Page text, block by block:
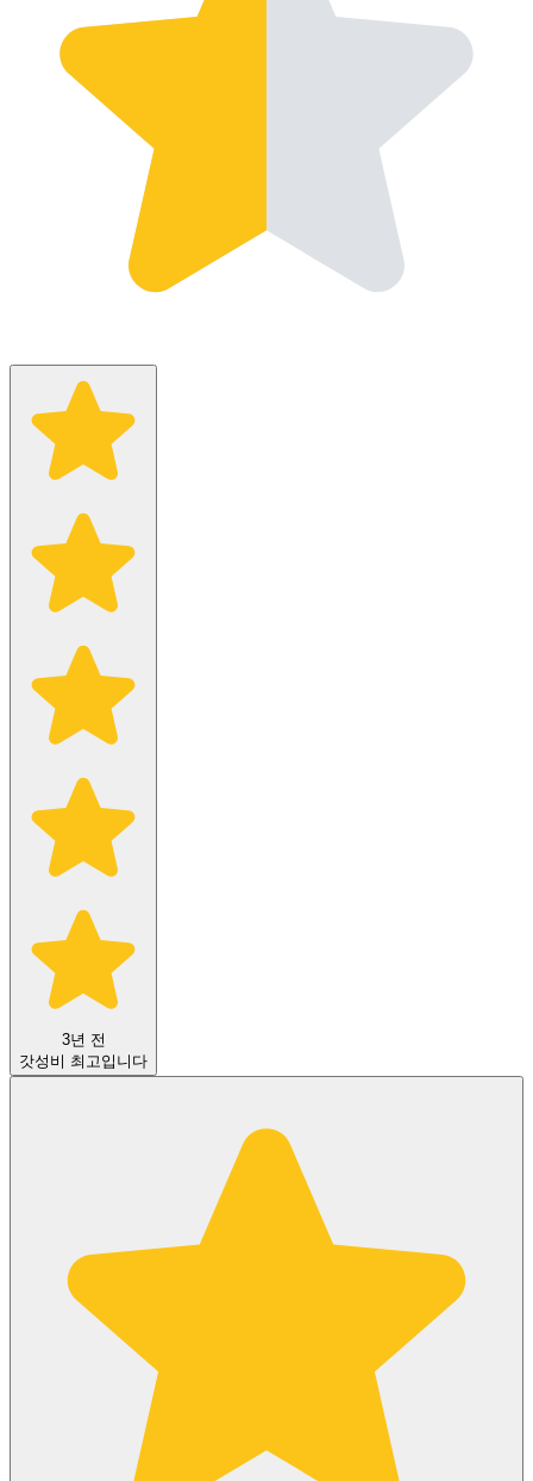
3년 전
갓성비 최고입니다